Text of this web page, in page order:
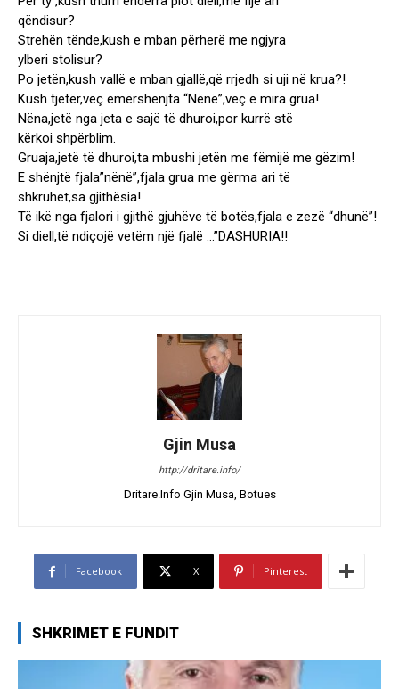
qëndisur?
Strehën tënde,kush e mban përherë me ngjyra
ylberi stolisur?
Po jetën,kush vallë e mban gjallë,që rrjedh si uji në krua?!
Kush tjetër,veç emërshenjta “Nënë”,veç e mira grua!
Nëna,jetë nga jeta e sajë të dhuroi,por kurrë stë
kërkoi shpërblim.
Gruaja,jetë të dhuroi,ta mbushi jetën me fëmijë me gëzim!
E shënjtë fjala”nënë”,fjala grua me gërma ari të
shkruhet,sa gjithësia!
Të ikë nga fjalori i gjithë gjuhëve të botës,fjala e zezë “dhunë”!
Si diell,të ndiçojë vetëm një fjalë …”DASHURIA!!
Gjin Musa
http://dritare.info/
Dritare.Info Gjin Musa, Botues
Facebook X Pinterest
SHKRIMET E FUNDIT